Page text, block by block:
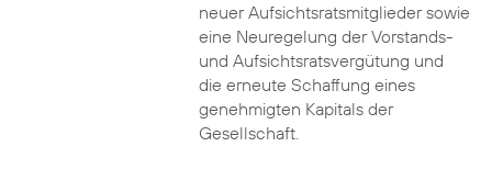
neuer Aufsichtsratsmitglieder sowie
eine Neuregelung der Vorstands-
und Aufsichtsratsvergütung und
die erneute Schaffung eines
genehmigten Kapitals der
Gesellschaft.